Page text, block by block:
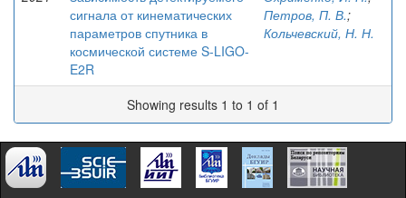
сигнала от кинематических
параметров спутника в
космической системе S-LIGO-
E2R
Петров, П. В.;
Кольчевский, Н. Н.
Showing results 1 to 1 of 1